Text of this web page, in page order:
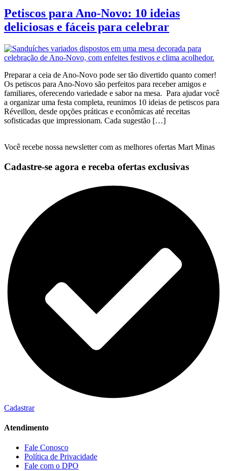
Petiscos para Ano-Novo: 10 ideias
deliciosas e fáceis para celebrar
Preparar a ceia de Ano-Novo pode ser tão divertido quanto comer!
Os petiscos para Ano-Novo são perfeitos para receber amigos e
familiares, oferecendo variedade e sabor na mesa. Para ajudar você
a organizar uma festa completa, reunimos 10 ideias de petiscos para
Réveillon, desde opções práticas e econômicas até receitas
sofisticadas que impressionam. Cada sugestão […]
Você recebe nossa newsletter com as melhores ofertas Mart Minas
Cadastre-se agora e receba ofertas exclusivas
Cadastrar
Atendimento
Fale Conosco
Política de Privacidade
Fale com o DPO